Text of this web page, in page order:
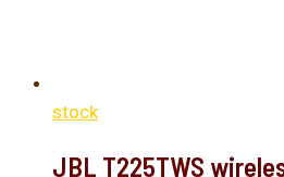
stock
JBL T225TWS